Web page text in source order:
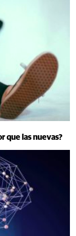
que las nuevas?